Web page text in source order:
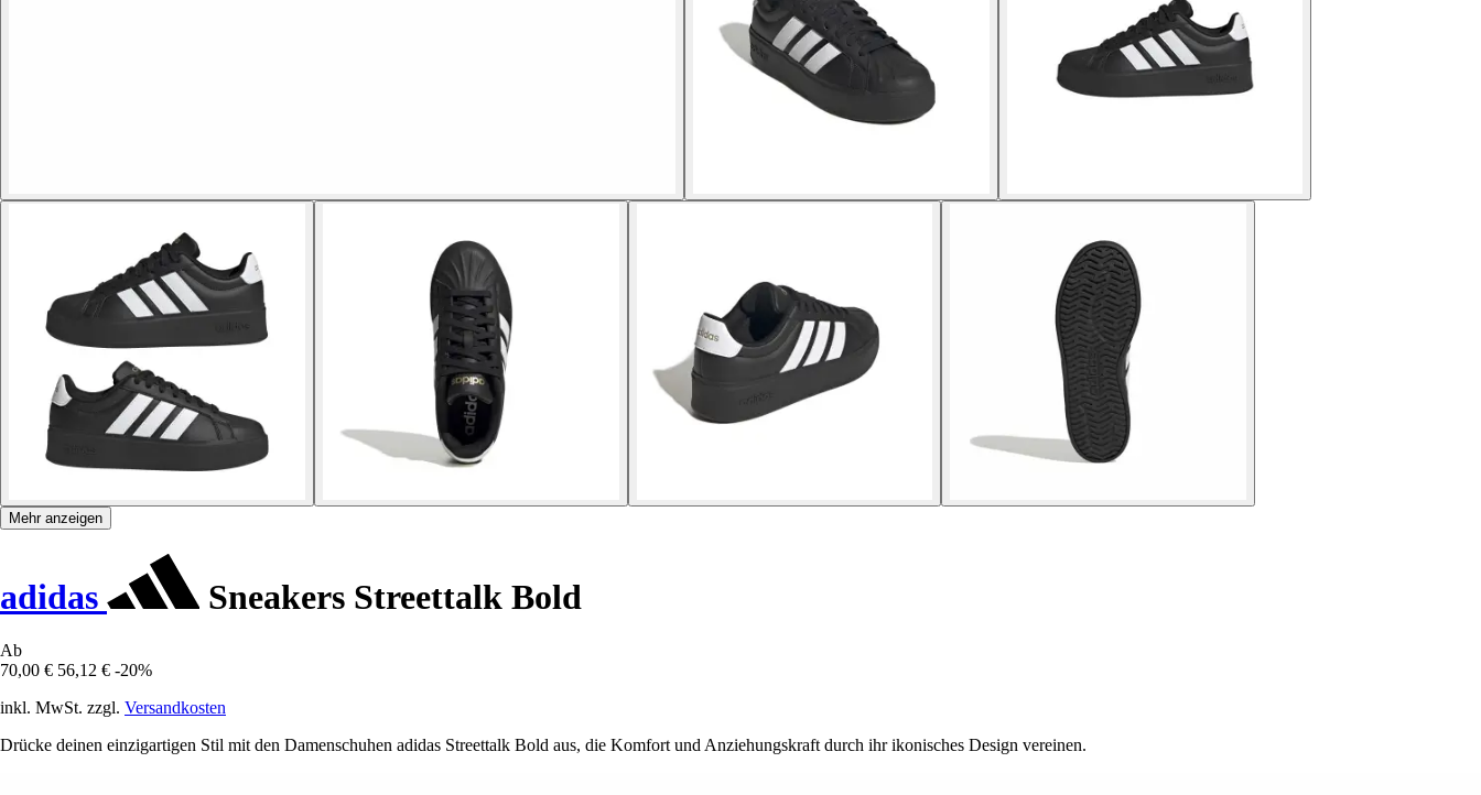
Mehr anzeigen
adidas Sneakers Streettalk Bold
Ab
70,00 € 56,12 € -20%
inkl. MwSt. zzgl. Versandkosten
Drücke deinen einzigartigen Stil mit den Damenschuhen adidas Streettalk Bold aus, die Komfort und Anziehungskraft durch ihr ikonisches Design vereinen.